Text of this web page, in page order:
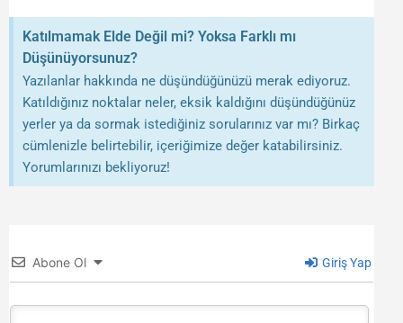
Katılmamak Elde Değil mi? Yoksa Farklı mı
Düşünüyorsunuz?
Yazılanlar hakkında ne düşündüğünüzü merak ediyoruz.
Katıldığınız noktalar neler, eksik kaldığını düşündüğünüz
yerler ya da sormak istediğiniz sorularınız var mı? Birkaç
cümlenizle belirtebilir, içeriğimize değer katabilirsiniz.
Yorumlarınızı bekliyoruz!
Abone Ol Giriş Yap